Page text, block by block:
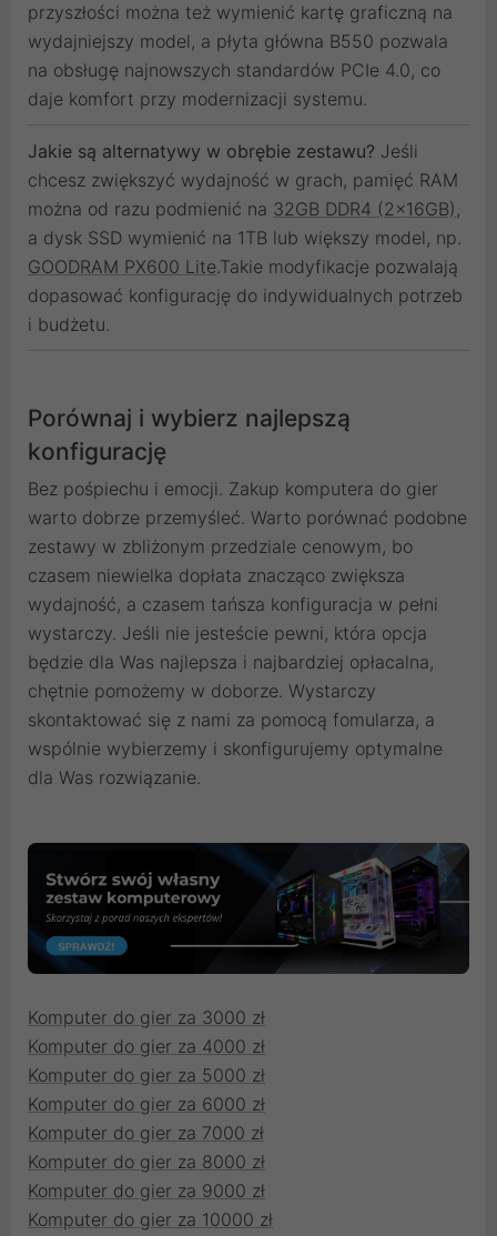
przyszłości można też wymienić kartę graficzną na
wydajniejszy model, a płyta główna B550 pozwala
na obsługę najnowszych standardów PCIe 4.0, co
daje komfort przy modernizacji systemu.
Jakie są alternatywy w obrębie zestawu? Jeśli
chcesz zwiększyć wydajność w grach, pamięć RAM
można od razu podmienić na 32GB DDR4 (2x16GB) ,
a dysk SSD wymienić na 1TB lub większy model, np.
GOODRAM PX600 Lite.Takie modyfikacje pozwalają
dopasować konfigurację do indywidualnych potrzeb
i budżetu.
Porównaj i wybierz najlepszą
konfigurację
Bez pośpiechu i emocji. Zakup komputera do gier
warto dobrze przemyśleć. Warto porównać podobne
zestawy w zbliżonym przedziale cenowym, bo
czasem niewielka dopłata znacząco zwiększa
wydajność, a czasem tańsza konfiguracja w pełni
wystarczy. Jeśli nie jesteście pewni, która opcja
będzie dla Was najlepsza i najbardziej opłacalna,
chętnie pomożemy w doborze. Wystarczy
skontaktować się z nami za pomocą fomularza, a
wspólnie wybierzemy i skonfigurujemy optymalne
dla Was rozwiązanie.
Komputer do gier za 3000 zł
Komputer do gier za 4000 zł
Komputer do gier za 5000 zł
Komputer do gier za 6000 zł
Komputer do gier za 7000 zł
Komputer do gier za 8000 zł
Komputer do gier za 9000 zł
Komputer do gier za 10000 zł